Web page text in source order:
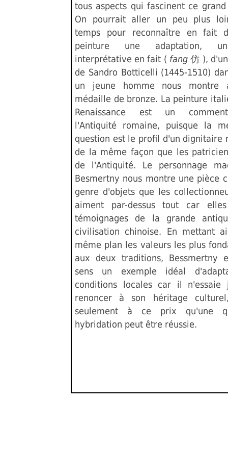
tous aspects qui fascinent ce
On pourrait aller un peu plus
temps pour reconnaître en fait
peinture une adaptation,
interprétative en fait ( fang仿 ),
de Sandro Botticelli (1445-1510)
un jeune homme nous montre
médaille de bronze. La peinture
Renaissance est un
l'Antiquité romaine, puisque la
question est le profil d'un dignitaire
de la même façon que les
de l'Antiquité. Le personnage
Besmertny nous montre une pièce
genre d'objets que les
aiment par-dessus tout car
témoignages de la grande
civilisation chinoise. En mettant
même plan les valeurs les plus
aux deux traditions, Bessmertny
sens un exemple idéal
conditions locales car il n'essaie
renoncer à son héritage
seulement à ce prix qu'une
hybridation peut être réussie.